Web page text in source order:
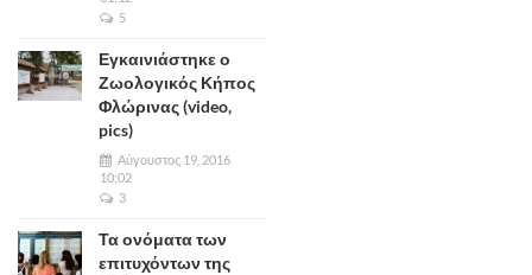
5
Εγκαινιάστηκε ο
Ζωολογικός Κήπος
Φλώρινας (video,
pics)
Αύγουστος 19, 2016
10:02
3
Τα ονόματα των
επιτυχόντων της